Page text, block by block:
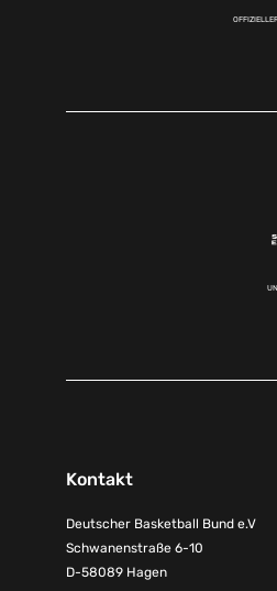
Kontakt
Deutscher Basketball Bund e.V
Schwanenstraße 6-10
D-58089 Hagen